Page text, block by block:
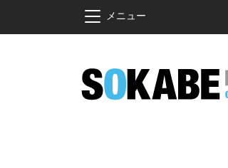
メインコンテンツに移動
メニュー